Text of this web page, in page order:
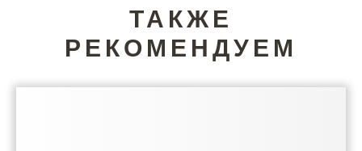
ТАКЖЕ
РЕКОМЕНДУЕМ